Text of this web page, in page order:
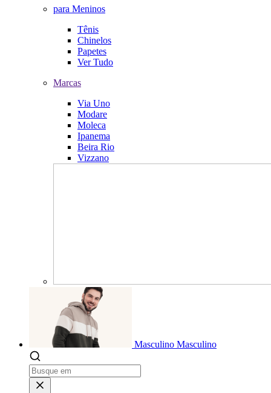
para Meninos
Tênis
Chinelos
Papetes
Ver Tudo
Marcas
Via Uno
Modare
Moleca
Ipanema
Beira Rio
Vizzano
Masculino Masculino